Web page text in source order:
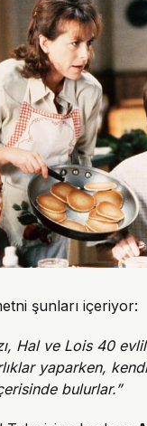
şunları içeriyor:
Hal ve Lois 40
yaparken,
bulurlar.”